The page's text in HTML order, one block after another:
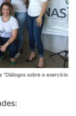
"Diálogos sobre o exercício